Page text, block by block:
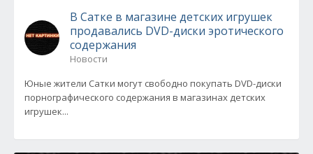
В Сатке в магазине детских игрушек
продавались DVD-диски эротического
содержания
Новости
Юные жители Сатки могут свободно покупать DVD-диски
порнографического содержания в магазинах детских
игрушек...